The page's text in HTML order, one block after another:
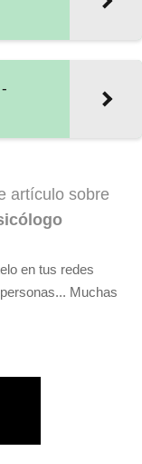
artículo sobre
en tus redes
Muchas